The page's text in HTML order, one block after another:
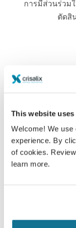
This website
Welcome! We
experience. By
of cookies.
learn more.
การมีส่วนร่วม
ตัดสิ
*Online survey จาก
พฤษภาคม 2010 ถึง กั